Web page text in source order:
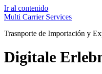
Ir al contenido
Multi Carrier Services
Trasnporte de Importación y
Digitale